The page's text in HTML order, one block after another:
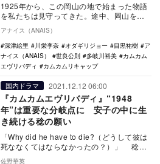
1925年から、この岡山の地で始まった物語
を私たちは見守ってきた。途中、岡山を離
な登場人物…
アナイス（ANAIS）
深津絵里
川栄李奈 オダギリジョー 目黒祐樹
ア
ナイス（ANAIS）
世良公則 多岐川裕美
カムカム
エヴリバディ
カムカムリキャップ
国内ドラマ 2021.12.12 06:00
『カムカムエヴリバディ』“1948
年”は重要な分岐点に 安子の中に生
き続ける稔の願い
「Why did he have to die?（どうして彼は
死ななくてはならなかったの？）」 稔
佐野華英